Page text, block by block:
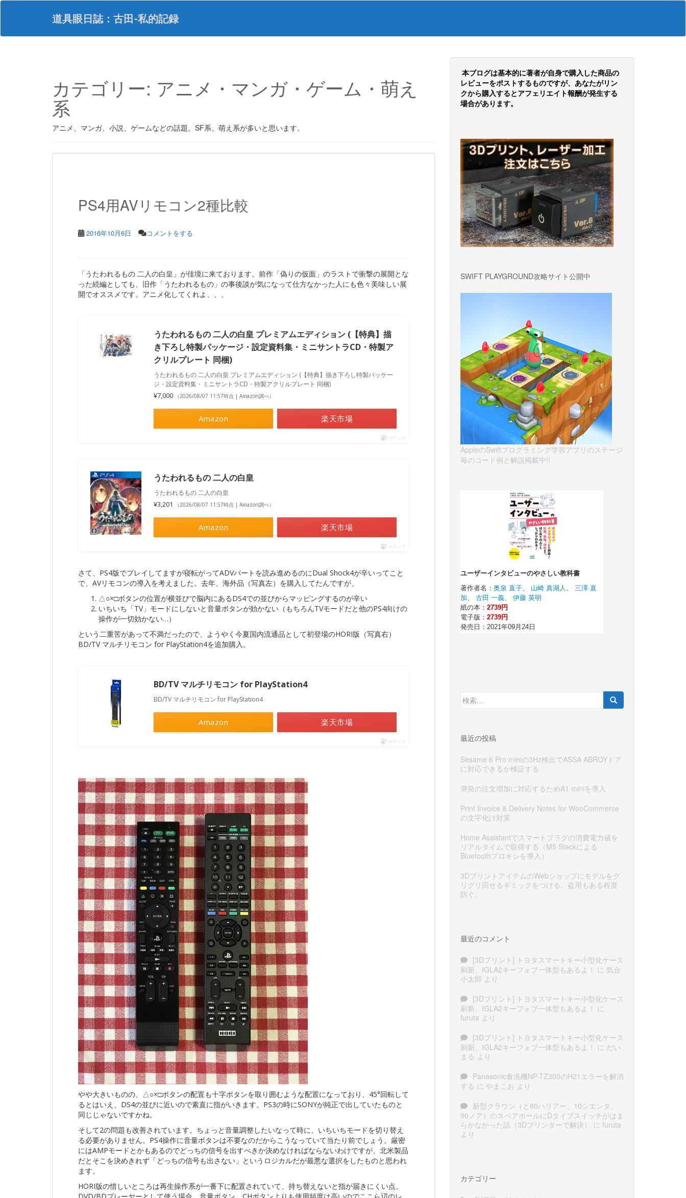
S
p
道具眼日誌：古田-私的記録
カテゴリー: アニメ・マンガ・ゲーム・萌え
系
アニメ、マンガ、小説、ゲームなどの話題。SF系、萌え系が多いと思います。
PS4用AVリモコン2種比較
2016年10月6日 コメントをする
「うたわれるもの 二人の白皇」が佳境に来ております。前作「偽りの仮面」のラストで衝撃の展開とな
った続編としても、旧作「うたわれるもの」の事後談が気になって仕方なかった人にも色々美味しい展
開でオススメです。アニメ化してくれよ、、、
うたわれるもの 二人の白皇 プレミアムエディション (【特典】描
き下ろし特製パッケージ・設定資料集・ミニサントラCD・特製ア
クリルプレート 同梱)
うたわれるもの 二人の白皇 プレミアムエディション (【特典】描き下ろし特製パッケー
ジ・設定資料集・ミニサントラCD・特製アクリルプレート 同梱)
¥7,000 （2026/08/07 11:57時点 | Amazon調べ）
Amazon 楽天市場
ポチップ
うたわれるもの 二人の白皇
うたわれるもの 二人の白皇
¥3,201 （2026/08/07 11:57時点 | Amazon調べ）
Amazon 楽天市場
ポチップ
さて、PS4版でプレイしてますが寝転がってADVパートを読み進めるのにDual Shock4が辛いってこと
で、AVリモコンの導入を考えました。去年、海外品（写真左）を購入してたんですが、
△○×□ボタンの位置が横並びで脳内にあるDS4での並びからマッピングするのが辛い
いちいち「TV」モードにしないと音量ボタンが効かない（もちろんTVモードだと他のPS4向けの
操作が一切効かない…）
という二重苦があって不満だったので、ようやく今夏国内流通品として初登場のHORI版（写真右）
BD/TV マルチリモコン for PlayStation4を追加購入。
BD/TV マルチリモコン for PlayStation4
BD/TV マルチリモコン for PlayStation4
Amazon 楽天市場
ポチップ
やや大きいものの、△○×□ボタンの配置も十字ボタンを取り囲むような配置になっており、45°回転して
るとはいえ、DS4の並びに近いので素直に指がいきます。PS3の時にSONYが純正で出していたものと
同じじゃないですかね。
そして2の問題も改善されています。ちょっと音量調整したいなって時に、いちいちモードを切り替え
る必要がありません。PS4操作に音量ボタンは不要なのだからこうなっていて当たり前でしょう。厳密
にはAMPモードとかもあるのでどっちの信号を出すべきか決めなければならないわけですが、北米製品
だとそこを決めきれず「どっちの信号も出さない」というロジカルだが最悪な選択をしたものと思われ
ます。
HORI版の惜しいところは再生操作系が一番下に配置されていて、持ち替えないと指が届きにくい点。
本ブログは基本的に著者が自身で購入した商品の
レビューをポストするものですが、あなたがリン
クから購入するとアフェリエイト報酬が発生する
場合があります。
SWIFT PLAYGROUND攻略サイト公開中
AppleのSwiftプログラミング学習アプリのステージ
毎のコード例と解説掲載中!!
検
索:
最近の投稿
Sesame 6 Pro miniの3Hz検出でASSA ABROYドア
に対応できるか検証する
突発の注文増加に対応するためA1 miniを導入
Print Invoice & Delivery Notes for WooCommerce
の文字化け対策
Home Assistantでスマートプラグの消費電力値を
リアルタイムで取得する（M5 Stackによる
Bluetoothプロキシを導入）
3DプリントアイテムのWebショップにモデルをグ
リグリ回せるギミックをつける。盗用もある程度
防ぐ。
最近のコメント
[3Dプリント] トヨタスマートキー小型化ケース
刷新、IGLA2キーフォブ一体型もあるよ！ に 気合
小太郎 より
[3Dプリント] トヨタスマートキー小型化ケース
刷新、IGLA2キーフォブ一体型もあるよ！ に
furuta より
[3Dプリント] トヨタスマートキー小型化ケース
刷新、IGLA2キーフォブ一体型もあるよ！ に だい
まる より
Panasonic食洗機NP-TZ300のH21エラーを解消
する に やまこお より
新型クラウン（と80ハリアー、10シエンタ、
90ノア）のスペアホールにDタイプスイッチがはま
らかなかった話（3Dプリンターで解決）
に furuta
より
カテゴリー